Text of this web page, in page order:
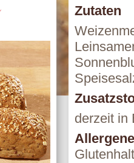
Zutaten
derzeit in
Allergene